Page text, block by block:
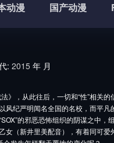
动漫 国产动漫
: 2015 年 月
》，从此往后，一切和“性”相关
风纪严明闻名全国的名校，而平
的邪恶恐怖组织的阴谋之中
女（新井里美配音），有着同可